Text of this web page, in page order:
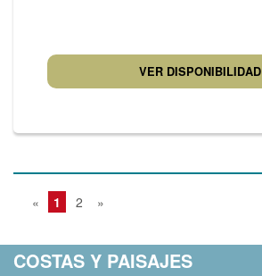
VER DISPONIBILIDAD
« 1 2 »
COSTAS Y PAISAJES